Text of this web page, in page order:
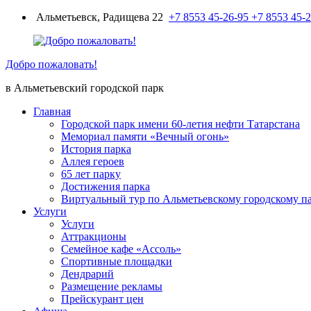
Перейти
содержимому
Альметьевск, Радищева 22 +7 8553 45-26-95 +7 8553 45-
Добро пожаловать!
в Альметьевский городской парк
Главная
Городской парк имени 60-летия нефти Татарстана
Мемориал памяти «Вечный огонь»
История парка
Аллея героев
65 лет парку
Достижения парка
Виртуальный тур по Альметьевскому городскому
Услуги
Услуги
Аттракционы
Семейное кафе «Ассоль»
Спортивные площадки
Дендрарий
Размещение рекламы
Прейскурант цен